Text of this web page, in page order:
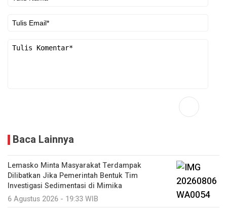
Baca Lainnya
Lemasko Minta Masyarakat Terdampak
Dilibatkan Jika Pemerintah Bentuk Tim
Investigasi Sedimentasi di Mimika
6 Agustus 2026 - 19:33 WIB